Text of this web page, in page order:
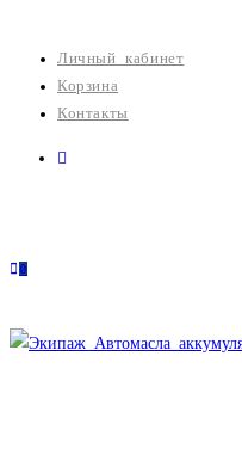
содержимому
Личный кабинет
Корзина
Контакты
0